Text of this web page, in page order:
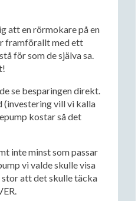
att en rörmokare på en
framförallt med ett
för som de själva sa.
se besparingen direkt.
(investering vill vi kalla
kostar så det
inte minst som passar
vi valde skulle visa
stor att det skulle täcka